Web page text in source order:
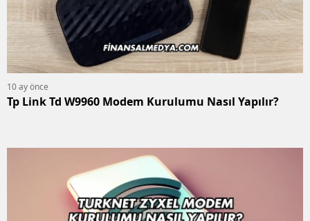
10 ay önce
Tp Link Td W9960 Modem Kurulumu Nasıl Yapılır?